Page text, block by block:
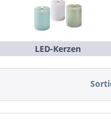
LED-Kerzen